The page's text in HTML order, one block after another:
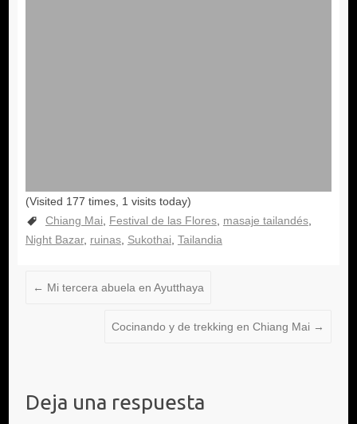
Chiang Mai Festival de las Flores masaje tailandés
Night Bazar ruinas Sukothai Tailandia
← Mi tercera abuela en Ayutthaya
Cocinando y de trekking en Chiang Mai →
Deja una respuesta